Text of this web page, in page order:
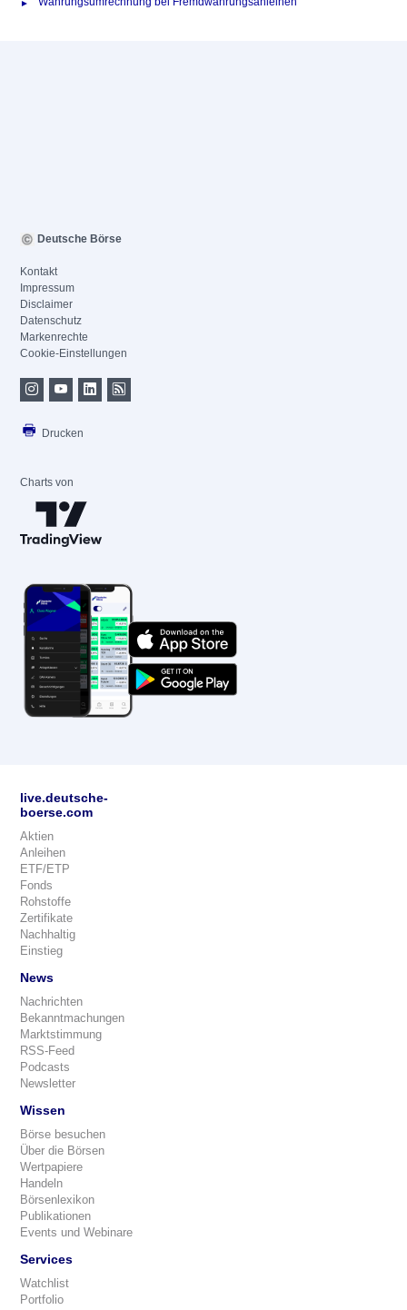
Deutsche Börse
Kontakt
Impressum
Disclaimer
Datenschutz
Markenrechte
Cookie-Einstellungen
Drucken
Charts von
live.deutsche-
boerse.com
Aktien
Anleihen
ETF/ETP
Fonds
Rohstoffe
Zertifikate
Nachhaltig
Einstieg
News
Nachrichten
Bekanntmachungen
Marktstimmung
RSS-Feed
Podcasts
Newsletter
Wissen
Börse besuchen
Über die Börsen
Wertpapiere
Handeln
Börsenlexikon
Publikationen
Events und Webinare
Services
Watchlist
Portfolio